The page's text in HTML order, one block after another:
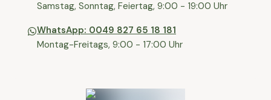
⁠Samstag, Sonntag, Feiertag, 9:00 - 19:00 Uhr
WhatsApp: 0049 827 65 18 181
Montag-Freitags, 9:00 - 17:00 Uhr